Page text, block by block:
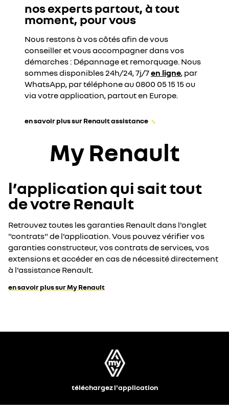
nos experts partout, à tout
moment, pour vous
Nous restons à vos côtés afin de vous
conseiller et vous accompagner dans vos
démarches : Dépannage et remorquage. Nous
sommes disponibles 24h/24, 7j/7en ligne, par
WhatsApp, par téléphone au 0800 05 15 15 ou
via votre application, partout en Europe.
en savoir plus sur Renault assistance
My Renault
l’application qui sait tout
de votre Renault
Retrouvez toutes les garanties Renault dans l'onglet
"contrats" de l'application. Vous pouvez vérifier vos
garanties constructeur, vos contrats de services, vos
extensions et accéder en cas de nécessité directement
à l'assistance Renault.
en savoir plus sur My Renault
téléchargez l'application